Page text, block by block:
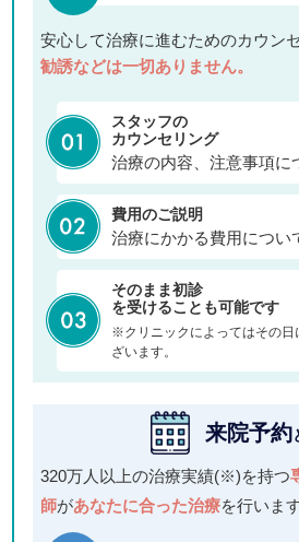
安心して治療に進むためのカウン
勧誘などは一切ありません。
スタッフの
カウンセリング
治療の内容、注意事項に
費用のご説明
治療にかかる費用につい
そのまま初診
を受けることも可能です
※クリニックによってはその日
ざいます。
来院予約
320万人以上の治療実績(※)を持つ
師があなたに合った治療を行います